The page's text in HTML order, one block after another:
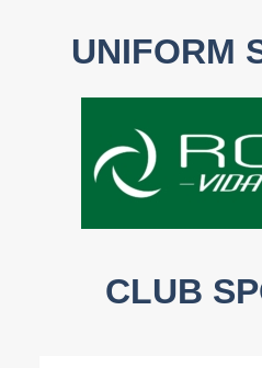
UNIFORM
CLUB